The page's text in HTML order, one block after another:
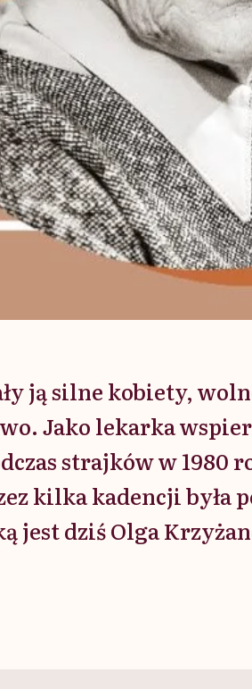
ją silne kobiety,
Jako lekarka
strajków w 1980
kilka kadencji była
jest dziś Olga